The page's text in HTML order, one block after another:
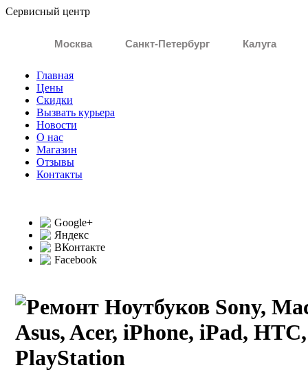
Сервисный центр
Москва Санкт-Петербург Калуга
Главная
Цены
Скидки
Вызвать курьера
Новости
О нас
Магазин
Отзывы
Контакты
Google+
Яндекс
ВКонтакте
Facebook